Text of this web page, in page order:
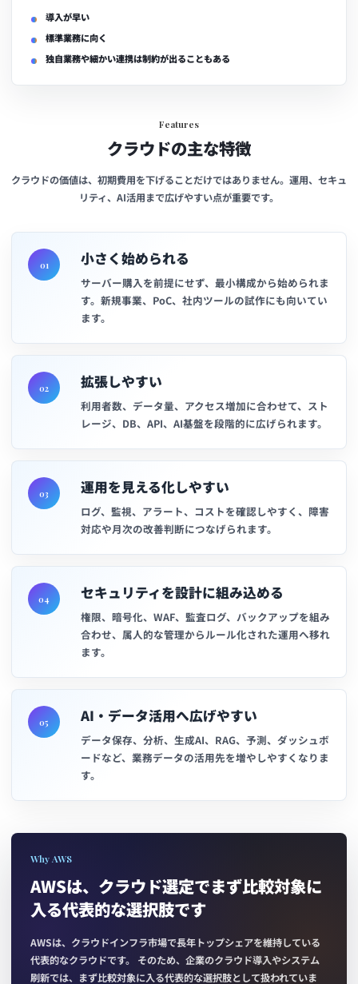
導入が早い
標準業務に向く
独自業務や細かい連携は制約が出ることもある
Features
クラウドの主な特徴
クラウドの価値は、初期費用を下げることだけではありません。運用、セキュ
リティ、AI活用まで広げやすい点が重要です。
01 小さく始められる
サーバー購入を前提にせず、最小構成から始められま
す。新規事業、PoC、社内ツールの試作にも向いてい
ます。
02 拡張しやすい
利用者数、データ量、アクセス増加に合わせて、スト
レージ、DB、API、AI基盤を段階的に広げられます。
03 運用を見える化しやすい
ログ、監視、アラート、コストを確認しやすく、障害
対応や月次の改善判断につなげられます。
04 セキュリティを設計に組み込める
権限、暗号化、WAF、監査ログ、バックアップを組み
合わせ、属人的な管理からルール化された運用へ移れ
ます。
05 AI・データ活用へ広げやすい
データ保存、分析、生成AI、RAG、予測、ダッシュボ
ードなど、業務データの活用先を増やしやすくなりま
す。
Why AWS
AWSは、クラウド選定でまず比較対象に
入る代表的な選択肢です
AWSは、クラウドインフラ市場で長年トップシェアを維持している
代表的なクラウドです。 そのため、企業のクラウド導入やシステム
刷新では、まず比較対象に入る代表的な選択肢として扱われていま